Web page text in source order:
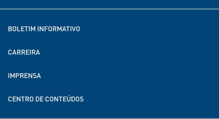
Eventos
BOLETIM INFORMATIVO
CARREIRA
IMPRENSA
CENTRO DE CONTEÚDOS